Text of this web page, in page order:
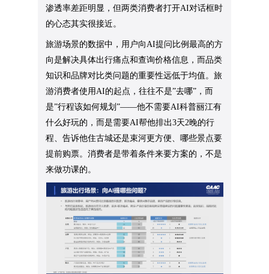
渗透率差距明显，但两类消费者打开AI对话框时
的心态其实很接近。
旅游场景的数据中，用户向AI提问比例最高的方
向是解决具体出行痛点和查询价格信息，而品类
知识和品牌对比类问题的重要性远低于均值。旅
游消费者使用AI的起点，往往不是”去哪”，而
是”行程该如何规划”——他不需要AI科普丽江有
什么好玩的，而是需要AI帮他排出3天2晚的行
程、告诉他住古城还是束河更方便、哪些景点要
提前购票。消费者是带着条件来要方案的，不是
来做功课的。